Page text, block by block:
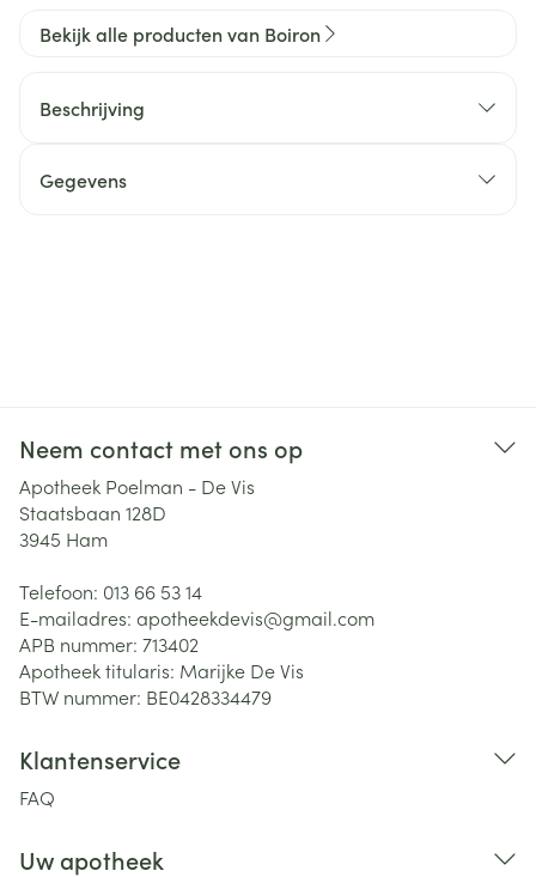
Bekijk alle producten van Boiron
Beschrijving
Gegevens
Neem contact met ons op
Apotheek Poelman - De Vis
Staatsbaan 128D
3945 Ham
Telefoon: 013 66 53 14
E-mailadres: apotheekdevis@gmail.com
APB nummer: 713402
Apotheek titularis: Marijke De Vis
BTW nummer: BE0428334479
Klantenservice
FAQ
Uw apotheek